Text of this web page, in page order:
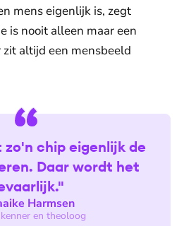
mens eigenlijk is, zegt
is nooit alleen maar een
altijd een mensbeeld
Harmsen
en theoloog
zo'n chip eigenlijk de
Daar wordt het